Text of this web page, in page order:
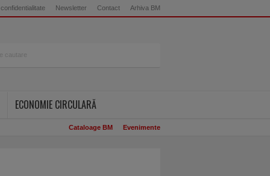
Newsletter Contact Arhiva BM
ECONOMIE CIRCULARĂ
Cataloage BM Evenimente